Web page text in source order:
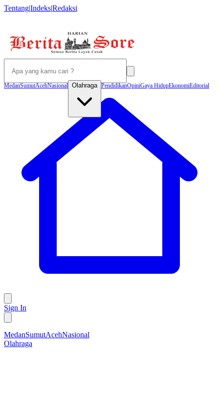
Tentang|Indeks|Redaksi
MedanSumutAcehNasional Olahraga PendidikanOpiniGaya HidupEkonomiEditorial
Sign In
MedanSumutAcehNasional
Olahraga